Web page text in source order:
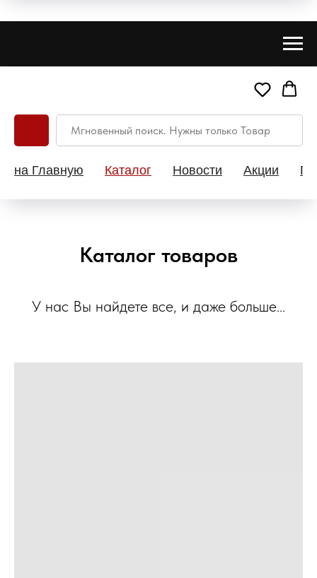
на Главную Каталог Новости Акции
Каталог товаров
У нас Вы найдете все, и даже больше...